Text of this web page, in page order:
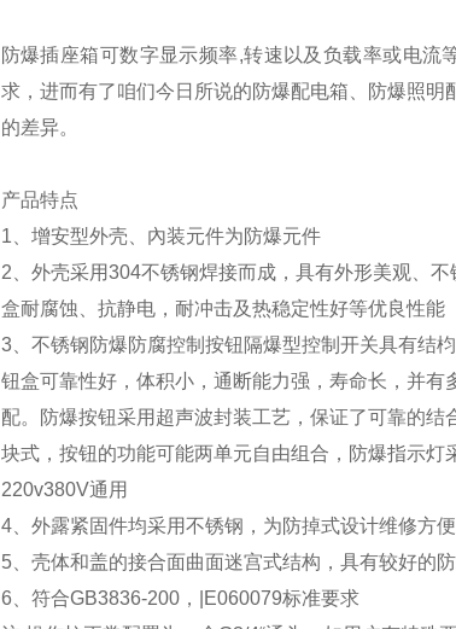
防爆插座箱可数字显示频率,转速以及负载率或电
求，进而有了咱们今日所说的防爆配电箱、防爆照
的差异。
产品特点
1、增安型外壳、內装元件为防爆元件
2、外壳采用304不锈钢焊接而成，具有外形美观、不
盒耐腐蚀、抗静电，耐冲击及热稳定性好等优良性能
3、不锈钢防爆防腐控制按钮隔爆型控制开关具有结
钮盒可靠性好，体积小，通断能力强，寿命长，并有
配。防爆按钮采用超声波封装工艺，保证了可靠的结
块式，按钮的功能可能两单元自由组合，防爆指示灯
220v380V通用
4、外露紧固件均采用不锈钢，为防掉式设计维修方便
5、壳体和盖的接合面曲面迷宫式结构，具有较好的
6、符合GB3836-200，|E060079标准要求